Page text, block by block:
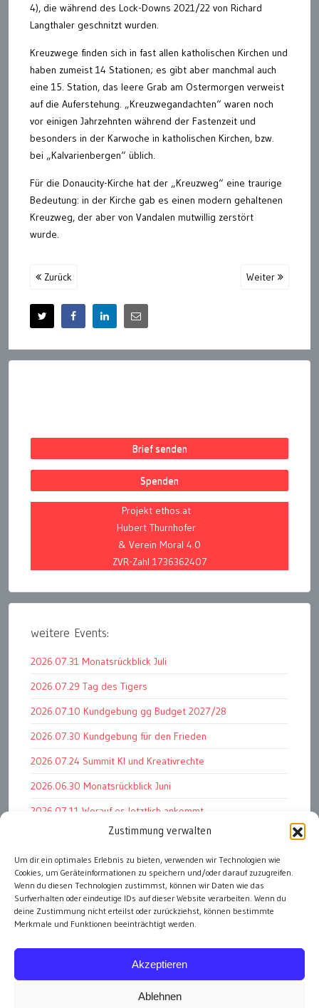
Zustimmung verwalten
Um dir ein optimales Erlebnis zu bieten, verwenden wir Technologien wie
Cookies, um Geräteinformationen zu speichern und/oder darauf zuzugreifen.
Wenn du diesen Technologien zustimmst, können wir Daten wie das
Surfverhalten oder eindeutige IDs auf dieser Website verarbeiten. Wenn du
deine Zustimmung nicht erteilst oder zurückziehst, können bestimmte
Merkmale und Funktionen beeinträchtigt werden.
Akzeptieren
Ablehnen
4), die während des Lock-Downs 2021/22 von Richard
Langthaler geschnitzt wurden.
Kreuzwege finden sich in fast allen katholischen Kirchen und
haben zumeist 14 Stationen; es gibt aber manchmal auch
eine 15. Station, das leere Grab am Ostermorgen verweist
auf die Auferstehung. „Kreuzwegandachten“ waren noch
vor einigen Jahrzehnten während der Fastenzeit und
besonders in der Karwoche in katholischen Kirchen, bzw.
bei „Kalvarienbergen“ üblich.
Für die Donaucity-Kirche hat der „Kreuzweg“ eine traurige
Bedeutung: in der Kirche gab es einen modern gehaltenen
Kreuzweg, der aber von Vandalen mutwillig zerstört
wurde.
Zurück Weiter
Brief senden
Spenden
Projekt ethos.at
Hubert Thurnhofer
& Verein Moral 4.0
ZVR-Zahl 1736362407
weitere Events:
2026.07.31 Monatsrückblick Juli
2026.07.29 Tag des Tigers
2026.07.10 Kundgebung gg Budget 2027/28
2026.07.30 Kundgebung für den Frieden
2026.07.24 Summit KI und Kreativrechte
2026.06.30 Monatsrückblick Juni
2026.07.11 Worauf es letztlich ankommt
2026.07.01 Markenwert Studie 2026
2026.07.07 Open Space im Weltmuseum
2026.06.26 PK Wirtschaftsminister und APG Vorstand
alle Events